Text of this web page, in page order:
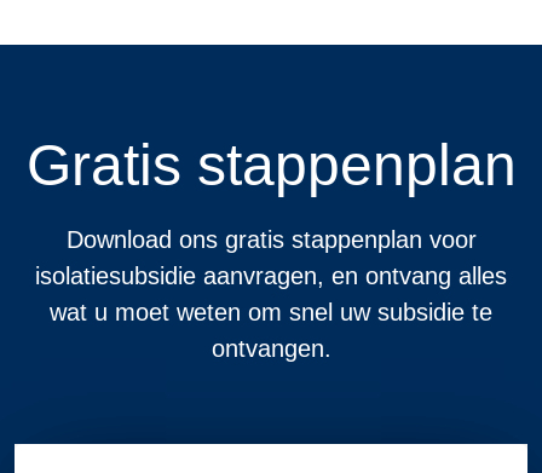
Gratis stappenplan
Download ons gratis stappenplan voor
isolatiesubsidie aanvragen, en ontvang alles
wat u moet weten om snel uw subsidie te
ontvangen.